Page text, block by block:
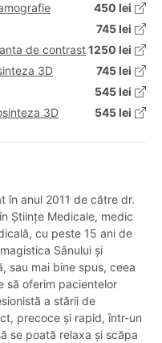
450 lei
745 lei
de contrast1250 lei
3D
745 lei
545 lei
3D
545 lei
în anul 2011 de către dr.
Științe Medicale, medic
cu peste 15 ani de
Sânului și
sau mai bine spus, ceea
să oferim pacientelor
a stării de
precoce și rapid, într-un
se poată relaxa și scăpa